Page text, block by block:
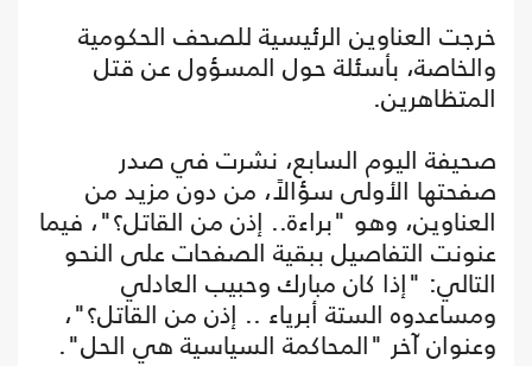
خرجت العناوين الرئيسية للصحف الحكومية
والخاصة، بأسئلة حول المسؤول عن قتل
المتظاهرين.
صحيفة اليوم السابع، نشرت في صدر
صفحتها الأولى سؤالاً، من دون مزيد من
العناوين، وهو "براءة.. إذن من القاتل؟"، فيما
عنونت التفاصيل ببقية الصفحات على النحو
التالي: "إذا كان مبارك وحبيب العادلي
ومساعدوه الستة أبرياء .. إذن من القاتل؟"،
وعنوان آخر "المحاكمة السياسية هي الحل".